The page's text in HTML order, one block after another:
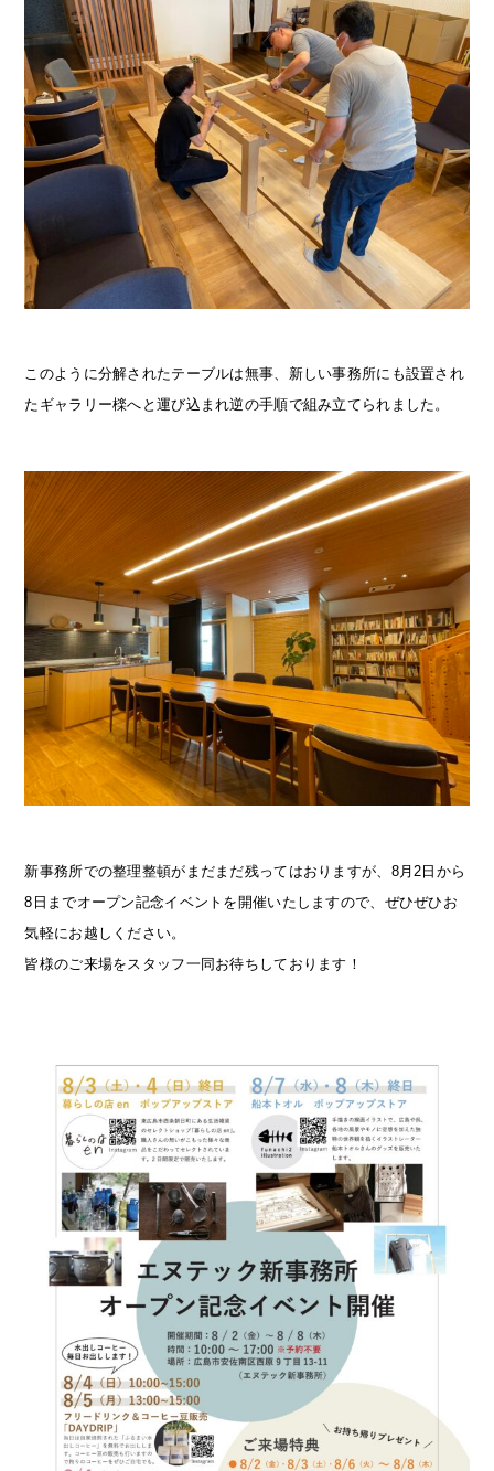
このように分解されたテーブルは無事、新しい事務所にも設置され
たギャラリー檪へと運び込まれ逆の手順で組み立てられました。
新事務所での整理整頓がまだまだ残ってはおりますが、8月2日から
8日までオープン記念イベントを開催いたしますので、ぜひぜひお
気軽にお越しください。
皆様のご来場をスタッフ一同お待ちしております！